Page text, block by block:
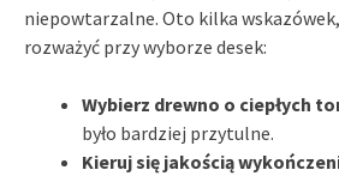
niepowtarzalne. Oto kilka
rozważyć przy wyborze desek:
Wybierz drewno o ciepłych
było bardziej przytulne.
Kieruj się jakością